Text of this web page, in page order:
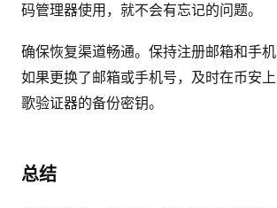
码管理器使用，就不会有忘记的问题。
确保恢复渠道畅通。保持注册邮箱和手机
如果更换了邮箱或手机号，及时在币安
歌验证器的备份密钥。
总结